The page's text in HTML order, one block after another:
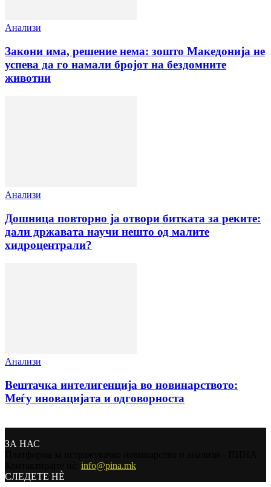
Анализи
Закони има, решение нема: зошто Македонија не
успева да го намали бројот на бездомните
животни
Анализи
Дошница повторно ја отвори битката за реките:
дали државата научи нешто од малите
хидроцентрали?
Анализи
Вештачка интелигенција во новинарството:
Меѓу иновацијата и одговорноста
ЗА НАС
info@pina.mk
СЛЕДЕТЕ НЀ